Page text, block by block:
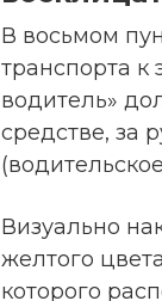
В восьмом
транспорта к
водитель»
средстве, за
Визуально
желтого
которого